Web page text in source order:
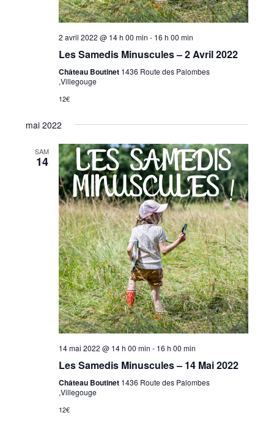
2 avril 2022 @ 14 h 00 min - 16 h 00 min
Les Samedis Minuscules – 2 Avril 2022
Château Boutinet 1436 Route des Palombes
,Villegouge
12€
mai 2022
SAM
14
14 mai 2022 @ 14 h 00 min - 16 h 00 min
Les Samedis Minuscules – 14 Mai 2022
Château Boutinet 1436 Route des Palombes
,Villegouge
12€